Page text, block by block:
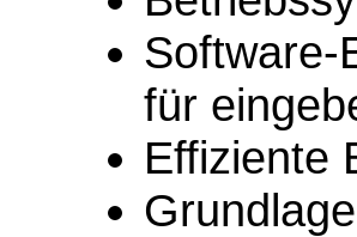
Software-
für
Effiziente